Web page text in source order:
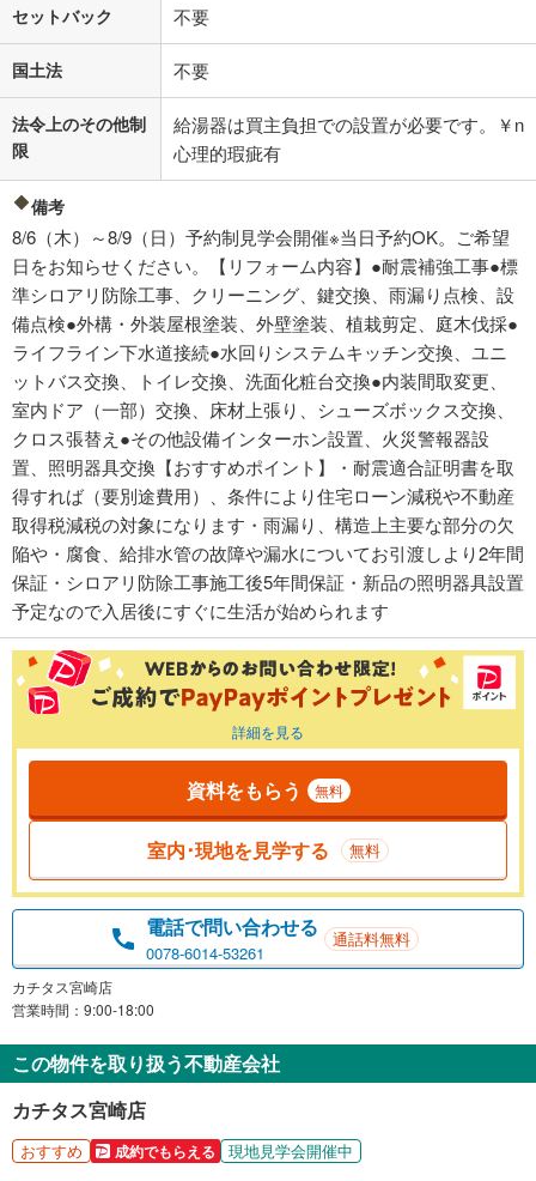
セットバック 不要
国土法 不要
法令上のその他制
限
給湯器は買主負担での設置が必要です。￥n
心理的瑕疵有
備考
8/6（木）～8/9（日）予約制見学会開催※当日予約OK。ご希望
日をお知らせください。【リフォーム内容】●耐震補強工事●標
準シロアリ防除工事、クリーニング、鍵交換、雨漏り点検、設
備点検●外構・外装屋根塗装、外壁塗装、植栽剪定、庭木伐採●
ライフライン下水道接続●水回りシステムキッチン交換、ユニ
ットバス交換、トイレ交換、洗面化粧台交換●内装間取変更、
室内ドア（一部）交換、床材上張り、シューズボックス交換、
クロス張替え●その他設備インターホン設置、火災警報器設
置、照明器具交換【おすすめポイント】・耐震適合証明書を取
得すれば（要別途費用）、条件により住宅ローン減税や不動産
取得税減税の対象になります・雨漏り、構造上主要な部分の欠
陥や・腐食、給排水管の故障や漏水についてお引渡しより2年間
保証・シロアリ防除工事施工後5年間保証・新品の照明器具設置
予定なので入居後にすぐに生活が始められます
詳細を見る
資料をもらう 無料
室内･現地を見学する 無料
電話で問い合わせる
0078-6014-53261
通話料無料
カチタス宮崎店
営業時間：9:00-18:00
この物件を取り扱う不動産会社
カチタス宮崎店
おすすめ 成約でもらえる 現地見学会開催中